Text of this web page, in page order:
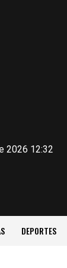
2026 12:32
DEPORTES